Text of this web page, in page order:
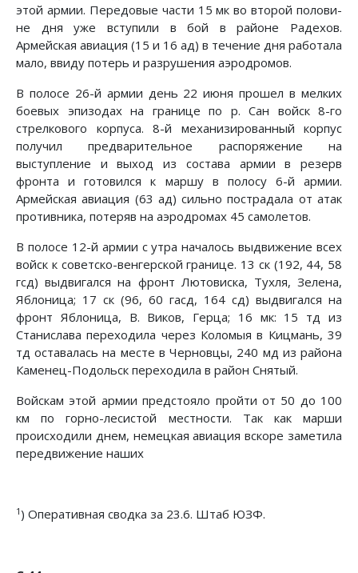
этой армии. Передовые части 15 мк во второй полови­
не дня уже вступили в бой в районе Радехов.
Армейская авиация (15 и 16 ад) в течение дня работала
мало, ввиду по­терь и разрушения аэродромов.
В полосе 26-й армии день 22 июня прошел в мелких
бое­вых эпизодах на границе по р. Сан войск 8-го
стрелкового корпуса. 8-й механизированный корпус
получил предвари­тельное распоряжение на
выступление и выход из состава армии в резерв
фронта и готовился к маршу в полосу 6-й ар­мии.
Армейская авиация (63 ад) сильно пострадала от атак
противника, потеряв на аэродромах 45 самолетов.
В полосе 12-й армии с утра началось выдвижение всех
войск к советско-венгерской границе. 13 ск (192, 44, 58
гсд) выдвигался на фронт Лютовиска, Тухля, Зелена,
Яблоница; 17 ск (96, 60 гасд, 164 сд) выдвигался на
фронт Яблоница, В. Виков, Герца; 16 мк: 15 тд из
Станислава переходила че­рез Коломыя в Кицмань, 39
тд оставалась на месте в Чер­новцы, 240 мд из района
Каменец-Подольск переходила в рай­он Снятый.
Войскам этой армии предстояло пройти от 50 до 100
км по горно-лесистой местности. Так как марши
происходили днем, немецкая авиация вскоре заметила
передвижение наших
1) Оперативная сводка за 23.6. Штаб ЮЗФ.